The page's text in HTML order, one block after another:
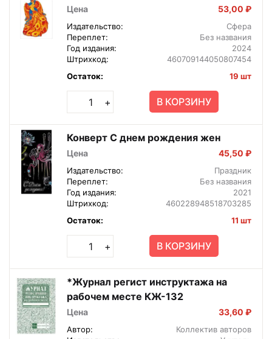
Цена 53,00 ₽
Издательство:
Сфера
Переплет:
Без названия
Год издания:
2024
Штрихкод:
460709144050807454
Остаток:
19 шт
+ В КОРЗИНУ
Конверт С днем рождения жен
Цена 45,50 ₽
Издательство:
Праздник
Переплет:
Без названия
Год издания:
2021
Штрихкод:
460228948518703285
Остаток:
11 шт
+ В КОРЗИНУ
*Журнал регист инструктажа на
рабочем месте КЖ-132
Цена 33,60 ₽
Автор:
Коллектив авторов